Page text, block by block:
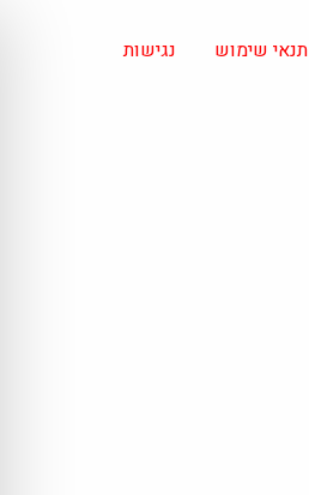
תנאי שימוש נגישות